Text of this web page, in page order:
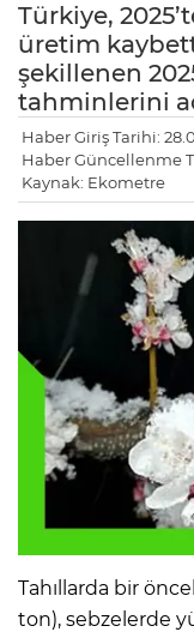
Türkiye,
üretim
şekillenen
tahmin­lerini
Haber Giriş Tarihi:
Haber Güncellenme
Kaynak: Ekometre
Ta­hıllarda bir
ton), sebzeler­de